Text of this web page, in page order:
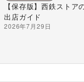
【保存版】西鉄ストア
出店ガイド
2026年7月29日